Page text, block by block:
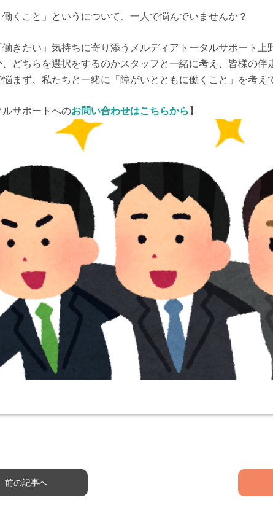
くこと」というについて、一人で悩んでいませんか？
きたい」気持ちに寄り添うメルディアトータルサポート上
どちらを選択をするのかスタッフと一緒に考え、皆様の伴
まず、私たちと一緒に「障がいとともに働くこと」を考え
ルサポートへのお問い合わせはこちらから 】
前の記事へ